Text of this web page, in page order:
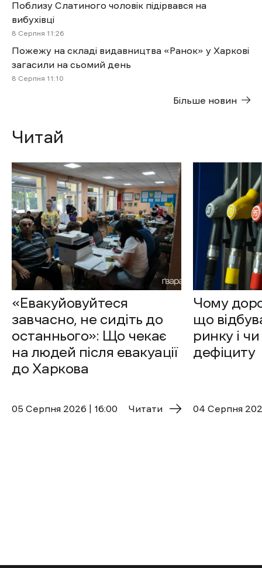
Поблизу Слатиного чоловік підірвався на
вибухівці
8 Cерпня 11:26
Пожежу на складі видавництва «Ранок» у Харкові
загасили на сьомий день
8 Cерпня 11:10
Більше новин
Читай
«Евакуйовуйтеся
завчасно, не сидіть до
останнього»: Що чекає
на людей після евакуації
до Харкова
05 Cерпня 2026 | 16:00 Читати
Чому
що
ринку і
дефіциту
04 Cерпня